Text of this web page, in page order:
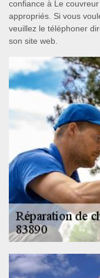
confiance à Le
appropriés. Si vous
veuillez le téléphoner
son site web.